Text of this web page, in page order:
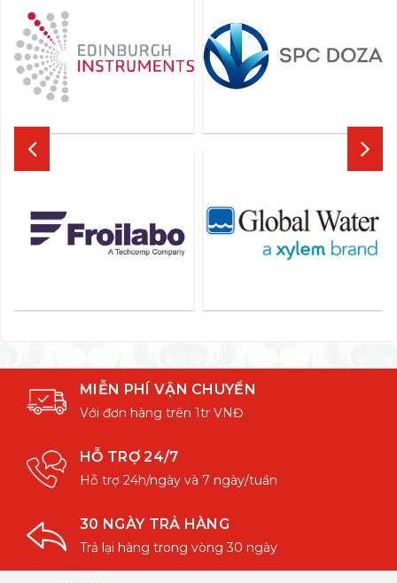
MIỄN PHÍ VẬN CHUYỂN
Với đơn hàng trên 1tr VNĐ
HỖ TRỢ 24/7
Hỗ trợ 24h/ngày và 7 ngày/tuần
30 NGÀY TRẢ HÀNG
Trả lại hàng trong vòng 30 ngày